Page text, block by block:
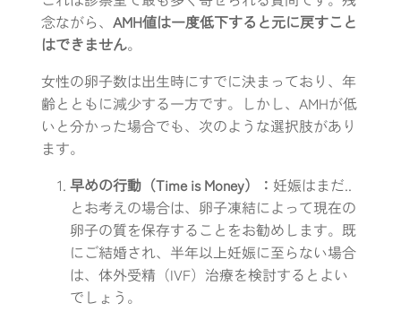
念ながら、 AMH値は一度低下すると元に戻すこと
はできません。
女性の卵子数は出生時にすでに決まっており、年
齢とともに減少する一方です。しかし、AMHが低
いと分かった場合でも、次のような選択肢があり
ます。
早めの行動（Time is Money）： 妊娠はまだ..
とお考えの場合は、卵子凍結によって現在の
卵子の質を保存することをお勧めします。既
にご結婚され、半年以上妊娠に至らない場合
は、体外受精（IVF）治療を検討するとよい
でしょう。